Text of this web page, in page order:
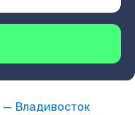
— Владивосток